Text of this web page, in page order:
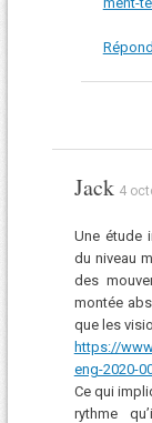
Jack 4
Une étude
du niveau
des
montée
que les
https://
eng-2020-
Ce qui
rythme